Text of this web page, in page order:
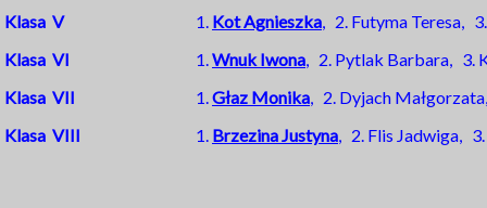
Klasa V
1. Kot Agnieszka, 2. Futyma Teresa,
Klasa VI
1.Wnuk Iwona, 2. Pytlak Barbara, 3.
Klasa VII
1.Głaz Monika, 2. Dyjach
Klasa VIII
1. Brzezina Justyna, 2. Flis Jadwiga, 3.